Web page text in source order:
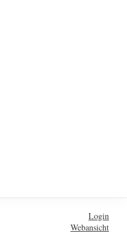
Login
Webansicht